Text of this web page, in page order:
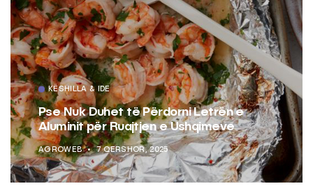
KËSHILLA & IDE
Pse Nuk Duhet të Përdorni Letrën e
Aluminit për Ruajtjen e Ushqimeve
AGROWEB 7 QERSHOR, 2025